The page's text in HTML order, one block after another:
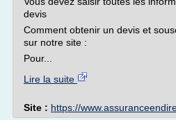
devis
Comment obtenir un devis et
sur notre site :
Pour...
Lire la suite
Site : https://